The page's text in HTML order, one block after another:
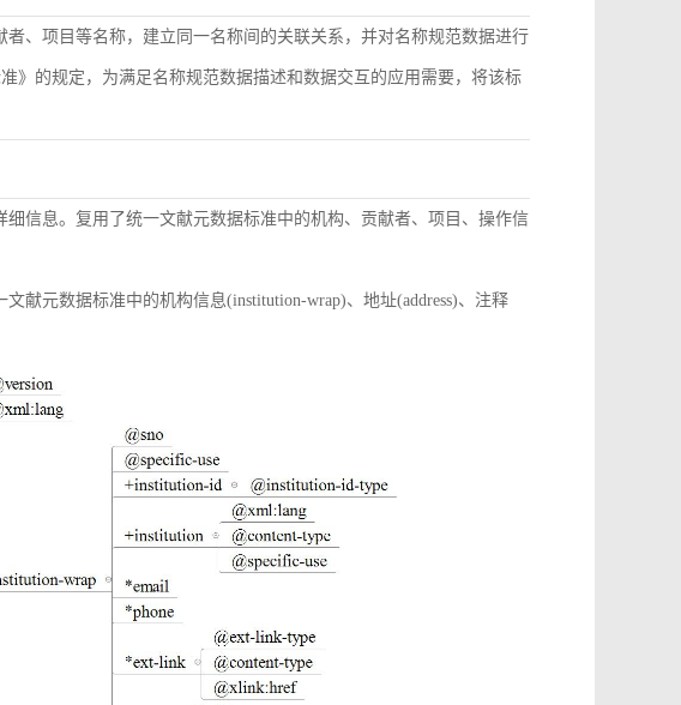
、项目等名称，建立同一名称间的关联关系，并对名称规范数据进行
》的规定，为满足名称规范数据描述和数据交互的应用需要，将该标
信息。复用了统一文献元数据标准中的机构、贡献者、项目、操作信
献元数据标准中的机构信息(institution-wrap)、地址(address)、注释